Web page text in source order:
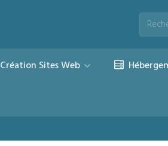
Création Sites Web